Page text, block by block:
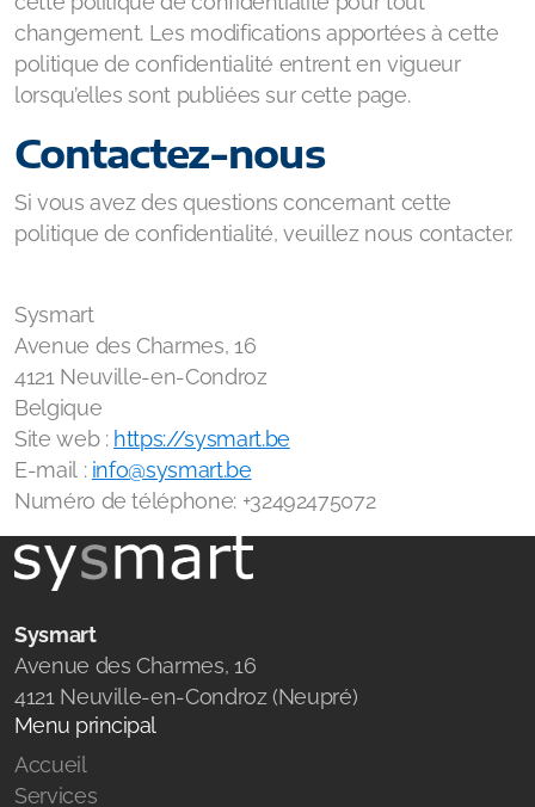
changement. Les modifications apportées à cette
politique de confidentialité entrent en vigueur
lorsqu’elles sont publiées sur cette page.
Contactez-nous
Si vous avez des questions concernant cette
politique de confidentialité, veuillez nous contacter.
Sysmart
Avenue des Charmes, 16
4121 Neuville-en-Condroz
Belgique
Site web : https://sysmart.be
E-mail : info@sysmart.be
Numéro de téléphone: +32492475072
Sysmart
Avenue des Charmes, 16
4121 Neuville-en-Condroz (Neupré)
Menu principal
Accueil
Services